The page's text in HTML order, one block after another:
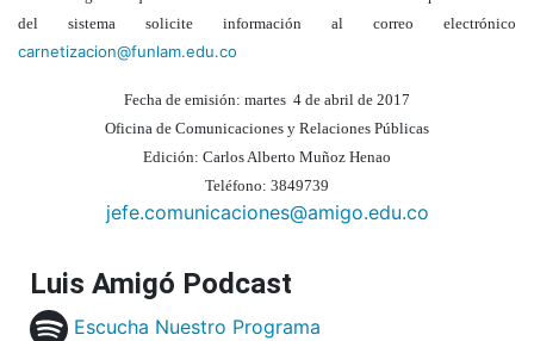
del sistema solicite información al correo electrónico
carnetizacion@funlam.edu.co
Fecha de emisión: martes 4 de abril de 2017
Oficina de Comunicaciones y Relaciones Públicas
Edición: Carlos Alberto Muñoz Henao
Teléfono: 3849739
jefe.comunicaciones@amigo.edu.co
Luis Amigó Podcast
Escucha Nuestro Programa